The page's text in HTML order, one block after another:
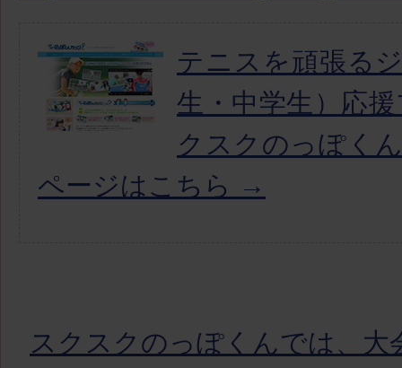
テニスを頑張る
生・中学生）応
クスクのっぽく
ページはこちら →
スクスクのっぽくんでは、大